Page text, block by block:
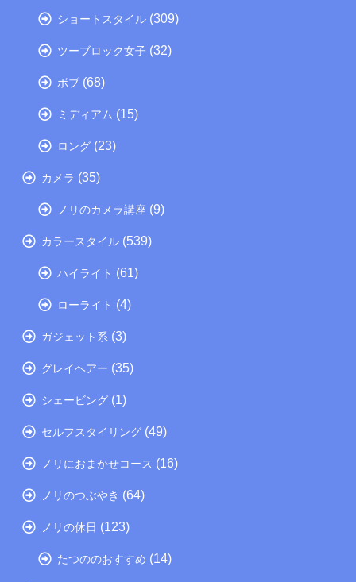
ショートスタイル (309)
ツーブロック女子 (32)
ボブ (68)
ミディアム (15)
ロング (23)
カメラ (35)
ノリのカメラ講座 (9)
カラースタイル (539)
ハイライト (61)
ローライト (4)
ガジェット系 (3)
グレイヘアー (35)
シェービング (1)
セルフスタイリング (49)
ノリにおまかせコース (16)
ノリのつぶやき (64)
ノリの休日 (123)
たつののおすすめ (14)